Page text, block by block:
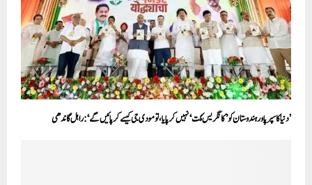
’دنیا کا سپر پاور ہندوستان کو ’کانگریس مُکت‘ نہیں کر پایا، تو مودی جی کیسے کر پائیں گے‘:راہل گاندھی